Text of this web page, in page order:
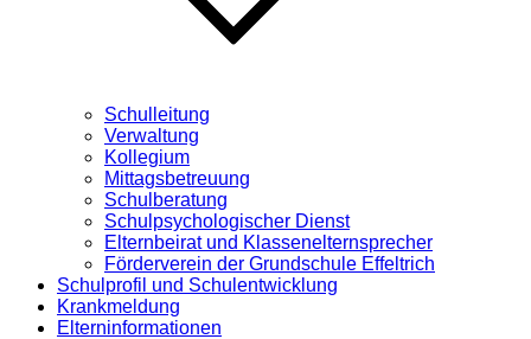
Schulleitung
Verwaltung
Kollegium
Mittagsbetreuung
Schulberatung
Schulpsychologischer Dienst
Elternbeirat und Klassenelternsprecher
Förderverein der Grundschule Effeltrich
Schulprofil und Schulentwicklung
Krankmeldung
Elterninformationen